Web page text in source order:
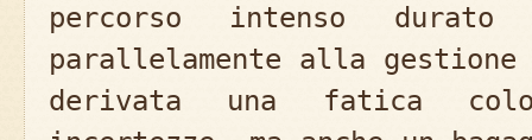
percorso intenso
parallelamente alla
derivata una fatica